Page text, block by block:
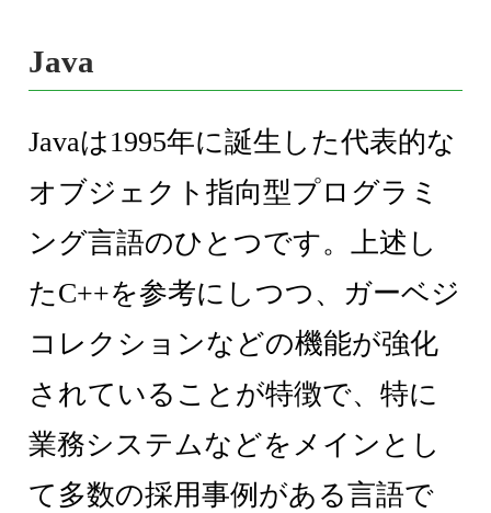
Java
Javaは1995年に誕生した代表的な
オブジェクト指向型プログラミ
ング言語のひとつです。上述し
たC++を参考にしつつ、ガーベジ
コレクションなどの機能が強化
されていることが特徴で、特に
業務システムなどをメインとし
て多数の採用事例がある言語で